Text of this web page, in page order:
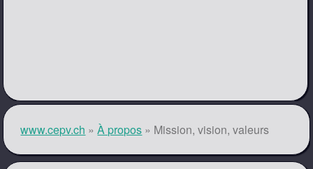
www.cepv.ch »À propos » Mission, vision, valeurs